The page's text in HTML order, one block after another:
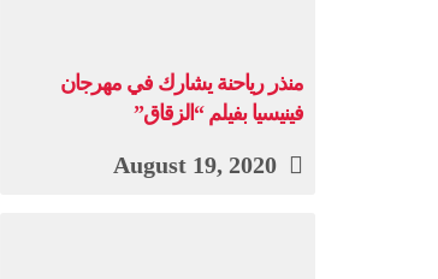
منذر رياحنة يشارك في مهرجان
فينيسيا بفيلم “الزقاق”